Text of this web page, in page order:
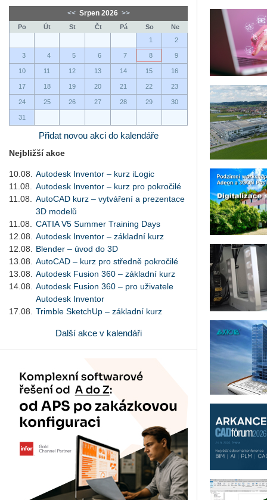
<< Srpen 2026 >>
Po Út St Čt Pá So
Ne
1
2
3 4 5 6 7 8 9
10 11 12 13 14 15 16
17 18 19 20 21 22 23
24 25 26 27 28 29 30
31
Přidat novou akci do kalendáře
Nejbližší akce
10.08.
Autodesk Inventor – kurz iLogic
11.08.
Autodesk Inventor – kurz pro pokročilé
11.08.
AutoCAD kurz – vytváření a prezentace
3D modelů
11.08.
CATIA V5 Summer Training Days
12.08.
Autodesk Inventor – základní kurz
12.08.
Blender – úvod do 3D
13.08.
AutoCAD – kurz pro středně pokročilé
13.08.
Autodesk Fusion 360 – základní kurz
14.08.
Autodesk Fusion 360 – pro uživatele
Autodesk Inventor
17.08.
Trimble SketchUp – základní kurz
Další akce v kalendáři